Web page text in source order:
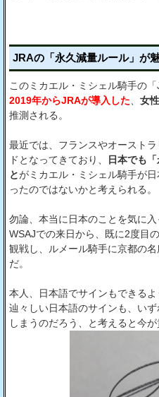
JRAの「永久減量ルール」が
このミカエル・ミシェル騎手の
2019年からJRAが導入した、 女
推測される。
最近では、フランスやオースト
ドとなってきており、
日本でも
とがミカエル・ミシェル騎手が
ったのではないかと考えられる。
勿論、本当に日本のことを気に
WSAJでの来日から、既に2度目
観戦し、ルメール騎手に京都の
だ。
本人、日本語でサインもできる
辿々しい日本語のサインも、い
しまうのだろう、と考えると今